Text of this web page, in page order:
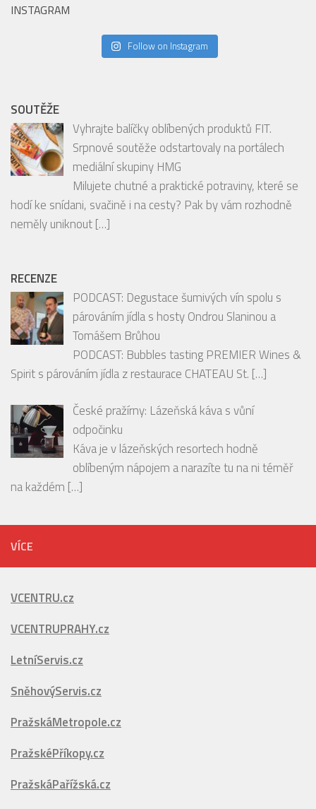
INSTAGRAM
Follow on Instagram
SOUTĚŽE
Vyhrajte balíčky oblíbených produktů FIT.
Srpnové soutěže odstartovaly na portálech
mediální skupiny HMG
Milujete chutné a praktické potraviny, které se
hodí ke snídani, svačině i na cesty? Pak by vám rozhodně
neměly uniknout[…]
RECENZE
PODCAST: Degustace šumivých vín spolu s
párováním jídla s hosty Ondrou Slaninou a
Tomášem Brůhou
PODCAST: Bubbles tasting PREMIER Wines &
Spirit s párováním jídla z restaurace CHATEAU St. […]
České pražírny: Lázeňská káva s vůní
odpočinku
Káva je v lázeňských resortech hodně
oblíbeným nápojem a narazíte tu na ni téměř
na každém […]
VÍCE
VCENTRU.cz
VCENTRUPRAHY.cz
LetníServis.cz
SněhovýServis.cz
PražskáMetropole.cz
PražskéPříkopy.cz
PražskáPařížská.cz